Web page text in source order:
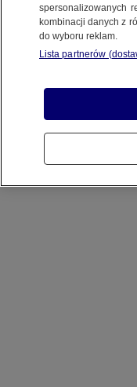
Udostępnij
W środę
chemią "klik" i
praktycznych
dyscyplin
spersonalizowanych
kombinacji danych z
do wyboru reklam.
Lista partnerów